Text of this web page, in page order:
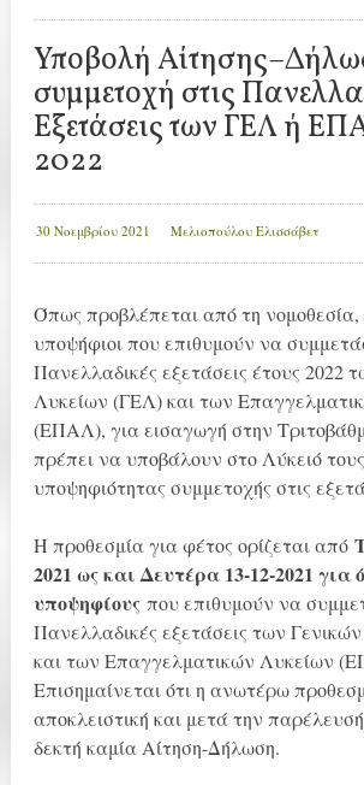
Υποβολή
συμμετοχή στις
Εξετάσεις των ΓΕΛ ή
2022
30 Νοεμβρίου 2021 Μελιοπούλου Ελισσάβετ
Όπως προβλέπεται από τη νομοθεσία,
υποψήφιοι που επιθυμούν να
Πανελλαδικές εξετάσεις έτους 2022
Λυκείων (ΓΕΛ) και των
(ΕΠΑΛ), για εισαγωγή στην
πρέπει να υποβάλουν στο Λύκειό
υποψηφιότητας συμμετοχής στις
Η προθεσμία για φέτος ορίζεται από
2021 ως και Δευτέρα 13-12-2021 για
υποψηφίους που επιθυμούν να
Πανελλαδικές εξετάσεις των
και των Επαγγελματικών Λυκείων
Επισημαίνεται ότι η ανωτέρω
αποκλειστική και μετά την
δεκτή καμία Αίτηση-Δήλωση.